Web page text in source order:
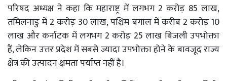
परिषद अध्यक्ष ने कहा कि महाराष्ट्र में लगभग 2 करोड़ 85 लाख,
तमिलनाडु में 2 करोड़ 30 लाख, पश्चिम बंगाल में करीब 2 करोड़ 10
लाख और कर्नाटक में लगभग 2 करोड़ 25 लाख बिजली उपभोक्ता
हैं, लेकिन उत्तर प्रदेश में सबसे ज्यादा उपभोक्ता होने के बावजूद राज्य
क्षेत्र की उत्पादन क्षमता पर्याप्त नहीं है।